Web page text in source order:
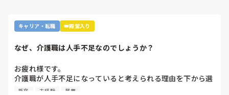
キャリア・転職 👑殿堂入り
なぜ、介護職は人手不足なのでしょうか？
お疲れ様です。
介護職が人手不足になっていると考えられる理由を下から選
んで下さい
新卒 未経験 残業